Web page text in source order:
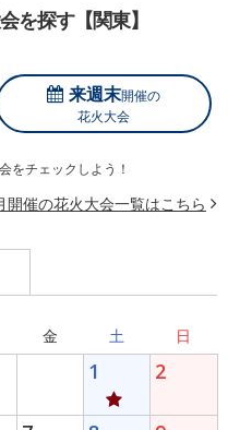
を探す【関東】
来週末開催の
花火大会
をチェックしよう！
開催の花火大会一覧はこちら
金 土 日
1 2